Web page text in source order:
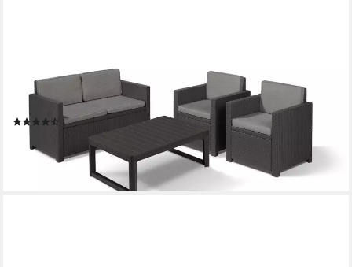
Loungeset Victoria mit verstellbarem Tisch Lyon in Rattanoptik
4tlg., (Set, 4-tlg., inkl. Polsterauflage), 2x Sessel, 1x 2-Sitzer,
(17)
299,00 € 599,00 €
lieferbar - in 7-9 Werktagen bei dir